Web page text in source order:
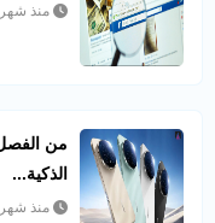
منذ
من
الذكية...
منذ